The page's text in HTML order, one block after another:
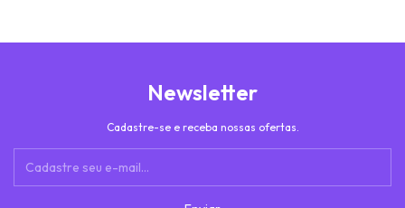
Newsletter
Cadastre-se e receba nossas ofertas.